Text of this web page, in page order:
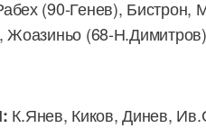
(90-Генев),
Жоазиньо (68-
К.Янев, Киков, Динев,